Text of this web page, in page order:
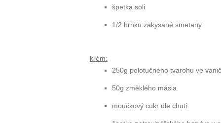
špetka soli
1/2 hrnku zakysané smetany
krém:
250g polotučného tvarohu ve
50g změklého másla
moučkový cukr dle chuti